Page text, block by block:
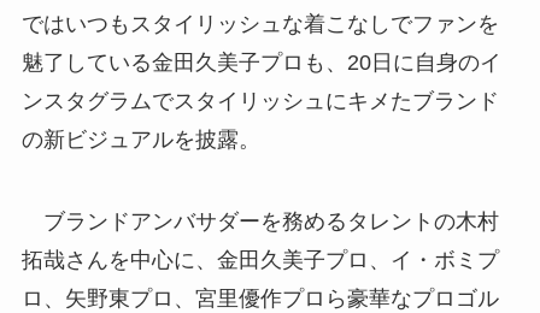
ではいつもスタイリッシュな着こなしでファンを
魅了している金田久美子プロも、20日に自身のイ
ンスタグラムでスタイリッシュにキメたブランド
の新ビジュアルを披露。
ブランドアンバサダーを務めるタレントの木村
拓哉さんを中心に、金田久美子プロ、イ・ボミプ
ロ、矢野東プロ、宮里優作プロら豪華なプロゴル